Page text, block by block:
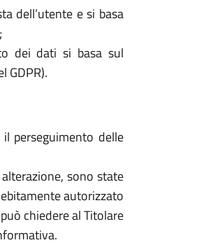
dell’utente e si basa
dei dati si basa sul
GDPR).
perseguimento delle
sono state
autorizzato
chiedere al Titolare